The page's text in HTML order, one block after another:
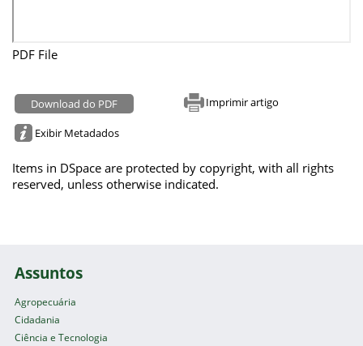
PDF File
Download do PDF Imprimir artigo
Exibir Metadados
Items in DSpace are protected by copyright, with all rights
reserved, unless otherwise indicated.
Assuntos
Agropecuária
Cidadania
Ciência e Tecnologia